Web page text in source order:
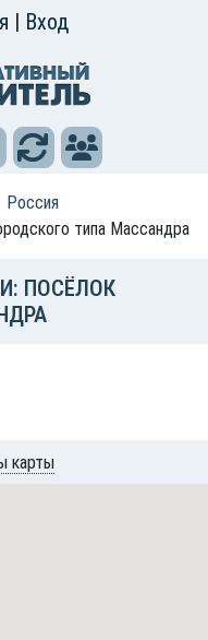
| Вход
Россия
типа Массандра
ПОСЁЛОК
карты